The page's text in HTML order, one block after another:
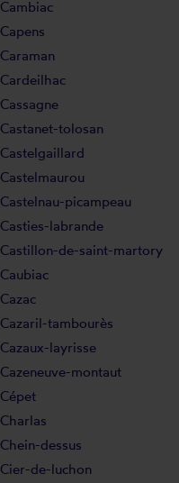
Cambiac
Capens
Caraman
Cardeilhac
Cassagne
Castanet-tolosan
Castelgaillard
Castelmaurou
Castelnau-picampeau
Casties-labrande
Castillon-de-saint-martory
Caubiac
Cazac
Cazaril-tambourès
Cazaux-layrisse
Cazeneuve-montaut
Cépet
Charlas
Chein-dessus
Cier-de-luchon